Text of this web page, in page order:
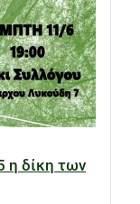
η δίκη των